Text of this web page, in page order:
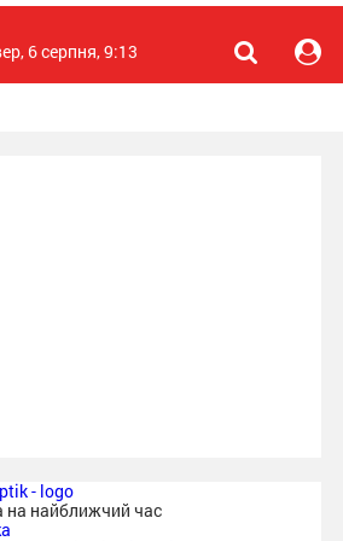
6 серпня, 9:13
на найближчий час